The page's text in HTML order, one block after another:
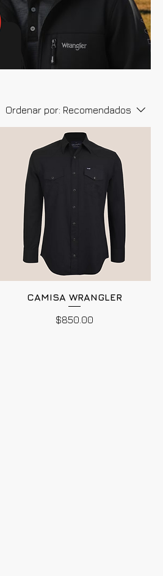
Ordenar por: Recomendados
CAMISA WRANGLER
Precio
$850.00